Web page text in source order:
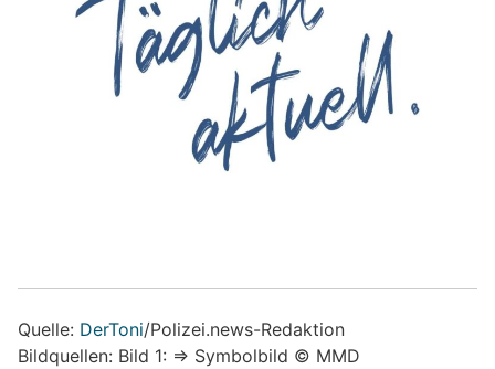
Quelle: DerToni/Polizei.news-Redaktion
Bildquellen: Bild 1: => Symbolbild © MMD